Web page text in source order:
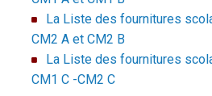
La Liste des fournitures
CM2 A et CM2 B
La Liste des fournitures
CM1 C -CM2 C